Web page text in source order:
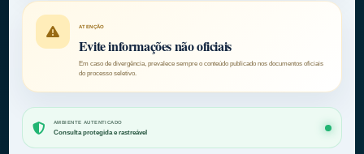
ATENÇÃO
Evite informações não oficiais
Em caso de divergência, prevalece sempre o conteúdo publicado nos documentos oficiais
do processo seletivo.
AMBIENTE AUTENTICADO
Consulta protegida e rastreável